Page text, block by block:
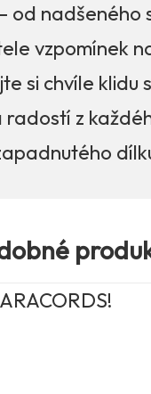
od nadšeného
vzpomínek
si chvíle klidu
radostí z